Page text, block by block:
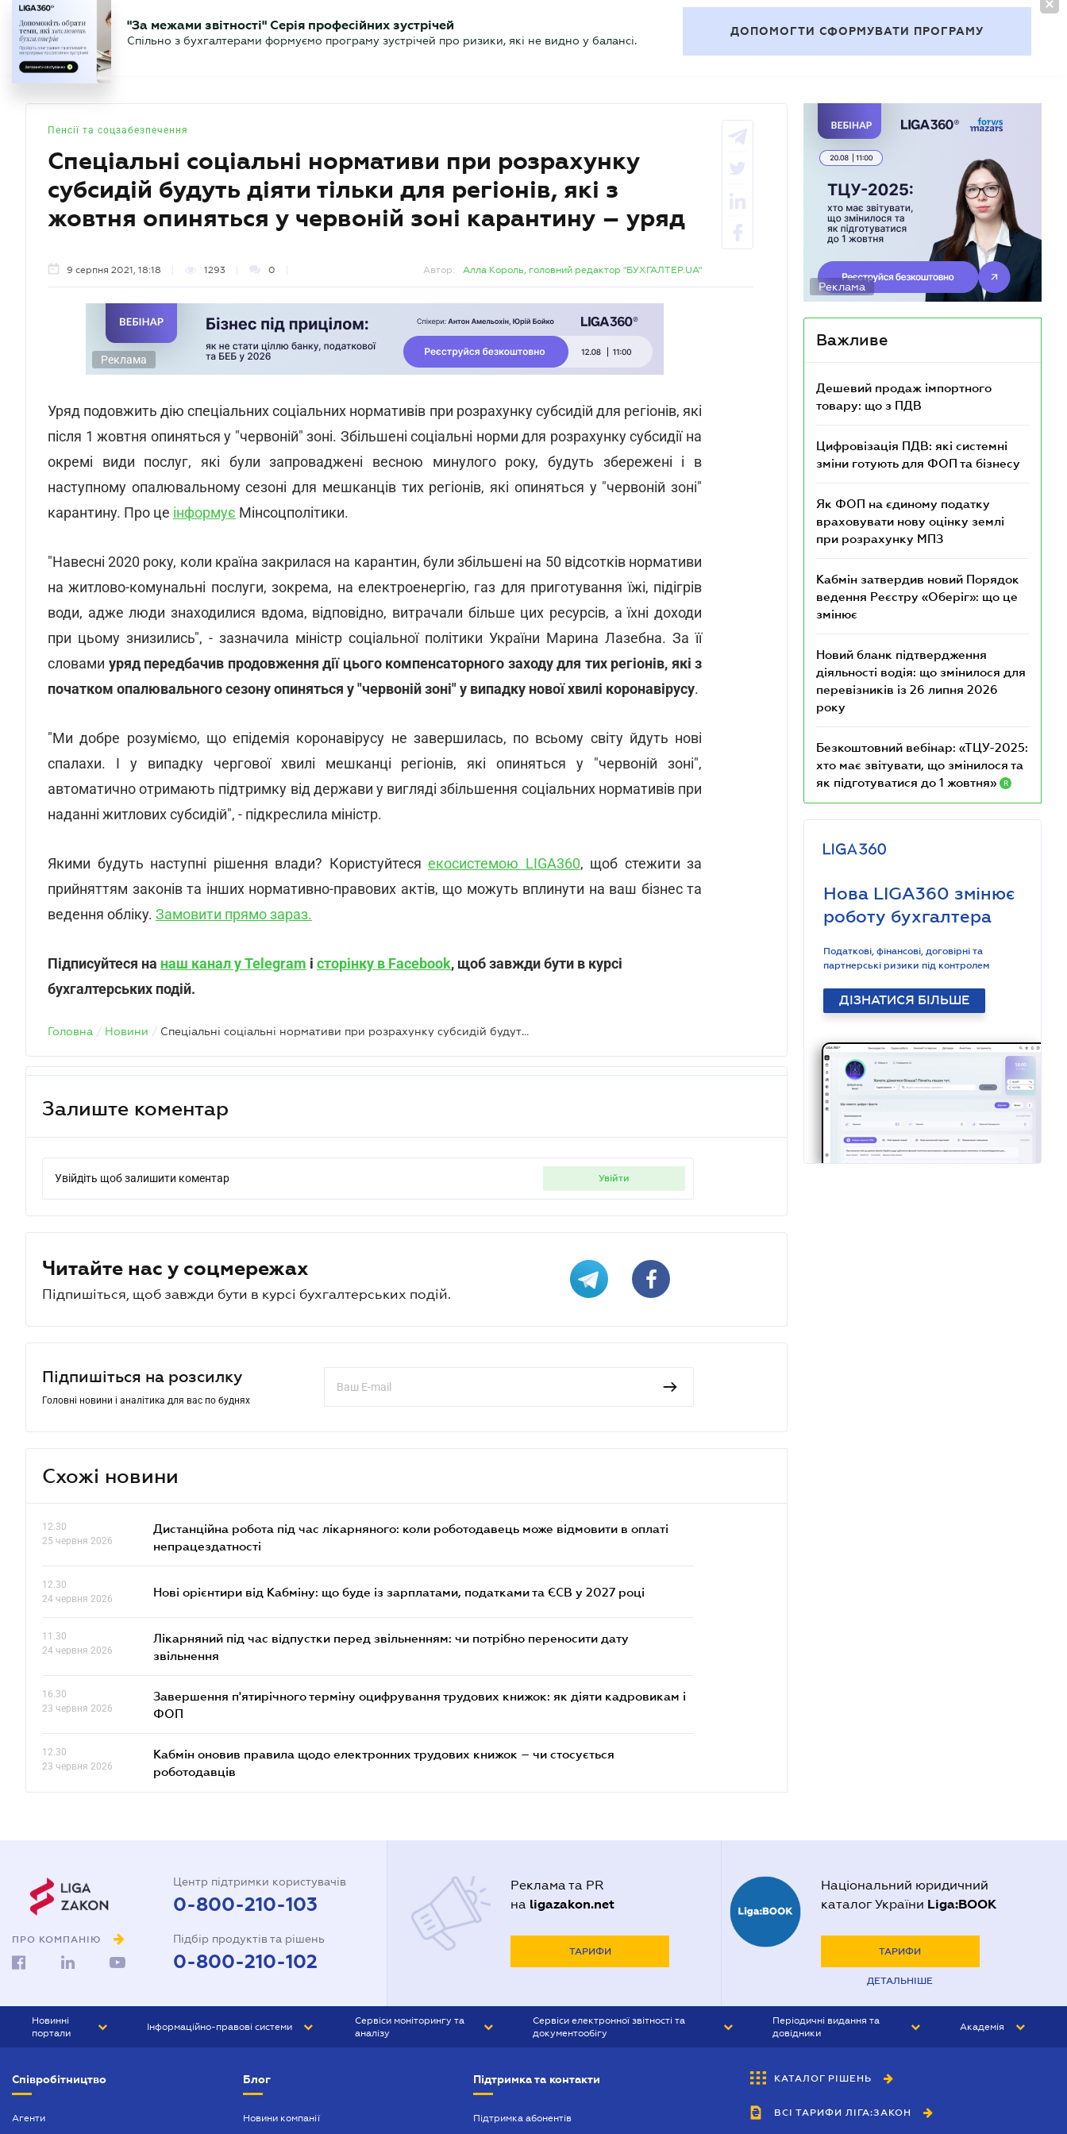
БУХГАЛТЕР.UA
"За межами звітності" Серія професійних зустрічей
Пенсії та соцзабезпечення
Спеціальні соціальні нормативи при розрахунку
субсидій будуть діяти тільки для регіонів, які з
жовтня опиняться у червоній зоні карантину – уряд
9 серпня 2021, 18:18 1293 0 Автор: Алла Король, головний редактор "БУХГАЛТЕР.UA"
Реклама
Уряд подовжить дію спеціальних соціальних нормативів при розрахунку субсидій для регіонів, які
після 1 жовтня опиняться у "червоній" зоні. Збільшені соціальні норми для розрахунку субсидії на
окремі види послуг, які були запроваджені весною минулого року, будуть збережені і в
наступному опалювальному сезоні для мешканців тих регіонів, які опиняться у "червоній зоні"
карантину. Про це інформує Мінсоцполітики.
"Навесні 2020 року, коли країна закрилася на карантин, були збільшені на 50 відсотків нормативи
на житлово-комунальні послуги, зокрема, на електроенергію, газ для приготування їжі, підігрів
води, адже люди знаходилися вдома, відповідно, витрачали більше цих ресурсів, а їхні доходи
при цьому знизились", - зазначила міністр соціальної політики України Марина Лазебна. За її
словами уряд передбачив продовження дії цього компенсаторного заходу для тих регіонів, які з
початком опалювального сезону опиняться у "червоній зоні" у випадку нової хвилі коронавірусу.
"Ми добре розуміємо, що епідемія коронавірусу не завершилась, по всьому світу йдуть нові
спалахи. І у випадку чергової хвилі мешканці регіонів, які опиняться у "червоній зоні",
автоматично отримають підтримку від держави у вигляді збільшення соціальних нормативів при
наданні житлових субсидій", - підкреслила міністр.
Якими будуть наступні рішення влади? Користуйтеся екосистемою LIGA360, щоб стежити за
прийняттям законів та інших нормативно-правових актів, що можуть вплинути на ваш бізнес та
ведення обліку. Замовити прямо зараз.
Підписуйтеся на наш канал у Telegram і сторінку в Facebook, щоб завжди бути в курсі
бухгалтерських подій.
Головна / Новини / Спеціальні соціальні нормативи при розрахунку субсидій будуть діяти тільки для регіонів, які з жовтня опиняться у червоній зоні карантину – уряд
Залиште коментар
Увійдіть щоб залишити коментар увійти
Читайте нас у соцмережах
Підпишіться, щоб завжди бути в курсі бухгалтерських подій.
Підпишіться на розсилку
Головні новини і аналітика для вас по буднях
Схожі новини
12.30
25 червня 2026
Дистанційна робота під час лікарняного: коли роботодавець може відмовити в оплаті
непрацездатності
12.30
24 червня 2026
Нові орієнтири від Кабміну: що буде із зарплатами, податками та ЄСВ у 2027 році
11.30
24 червня 2026
Лікарняний під час відпустки перед звільненням: чи потрібно переносити дату
звільнення
16.30
23 червня 2026
Завершення п'ятирічного терміну оцифрування трудових книжок: як діяти кадровикам і
ФОП
12.30
23 червня 2026
Кабмін оновив правила щодо електронних трудових книжок – чи стосується
роботодавців
Реклама
Важливе
Дешевий продаж імпортного
товару: що з ПДВ
Цифровізація ПДВ: які системні
зміни готують для ФОП та бізнесу
Як ФОП на єдиному податку
враховувати нову оцінку землі
при розрахунку МПЗ
Кабмін затвердив новий Порядок
ведення Реєстру «Оберіг»: що це
змінює
Новий бланк підтвердження
діяльності водія: що змінилося для
перевізників із 26 липня 2026
року
Безкоштовний вебінар: «ТЦУ-2025:
хто має звітувати, що змінилося та
як підготуватися до 1 жовтня»
R
Нова LIGA360 змінює
роботу бухгалтера
Податкові, фінансові, договірні та
партнерські ризики під контролем
ДІЗНАТИСЯ БІЛЬШЕ
ПРО КОМПАНІЮ
Центр підтримки користувачів
0-800-210-103
Підбір продуктів та рішень
0-800-210-102
Реклама та PR
на ligazakon.net
ТАРИФИ
Національний юридичний
каталог України Liga:BOOK
ТАРИФИ
ДЕТАЛЬНІШЕ
Новинні
портали
БІЗНЕС
БУХГАЛТЕР.ua
Інформаційно-правові системи
Сервіси моніторингу та
аналізу
Сервіси електронної звітності та
документообігу
Періодичні видання та
довідники
ВІСНИК МСФЗ
Академія
Співробітництво
Агенти
Блог
Новини компанії
Підтримка та контакти
Підтримка абонентів
КАТАЛОГ РІШЕНЬ
ВСІ ТАРИФИ ЛІГА:ЗАКОН